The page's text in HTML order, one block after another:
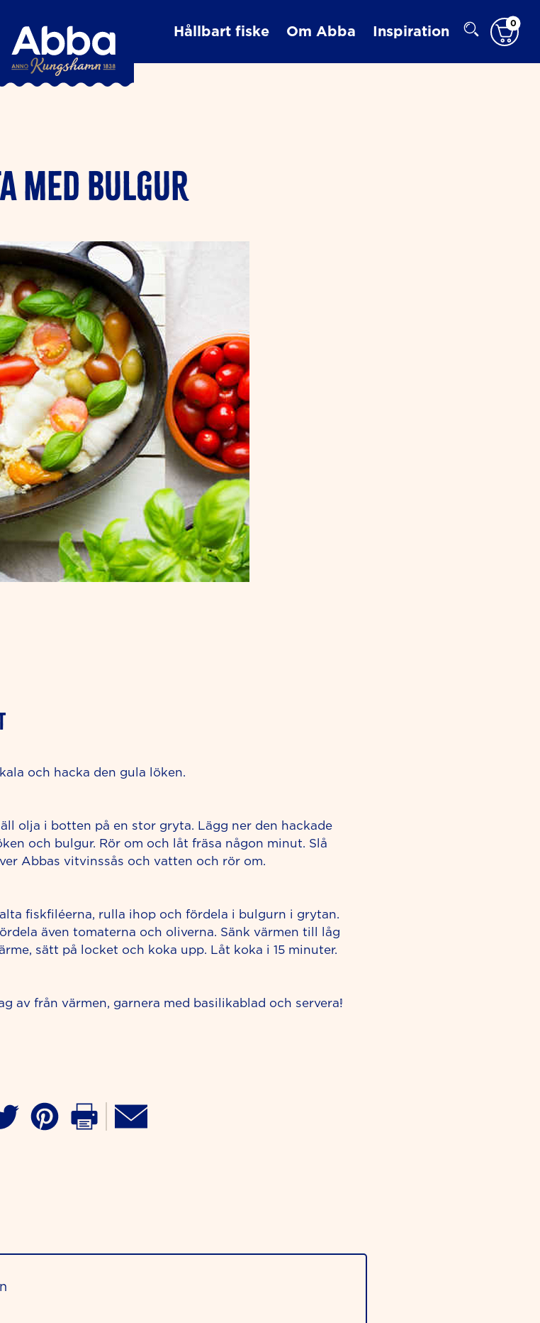
Hållbart fiske Om Abba Inspiration 0
MED BULGUR
och hacka den gula löken.
olja i botten på en stor gryta. Lägg ner den hackade
och bulgur. Rör om och låt fräsa någon minut. Slå
Abbas vitvinssås och vatten och rör om.
fiskfiléerna, rulla ihop och fördela i bulgurn i grytan.
även tomaterna och oliverna. Sänk värmen till låg
sätt på locket och koka upp. Låt koka i 15 minuter.
av från värmen, garnera med basilikablad och servera!